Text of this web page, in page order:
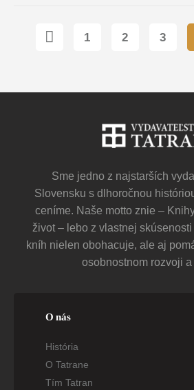
1 2 3
Sme jedno z najstarších
Slovensku s dlhoročnou
ceníme. Naše motto znie –
život – lebo z vlastnej
kníh nielen obohacuje, ale aj
osobnostnom rozvoji a
O nás
História
O Tatrane
Tím Tatran